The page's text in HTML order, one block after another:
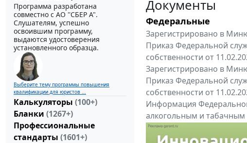
Программа разработана
совместно с АО ''СБЕР А".
Слушателям, успешно
освоившим программу,
выдаются удостоверения
установленного образца.
Выберите тему программы повышения
квалификации для юристов ...
Калькуляторы (100+)
Бланки (1267+)
Профессиональные
стандарты (1601+)
Документы
Федеральные
Зарегистрировано в
Приказ Федеральной
собственности от
Зарегистрировано в
Приказ Федеральной
собственности от
Информация
алкогольным и табачным
"Вниманию
Все федеральные документы